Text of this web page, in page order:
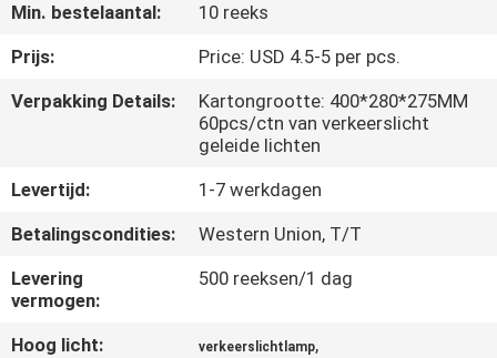
NEEM
CONTACT
MET
OP
NIEUWS
GEVALLEN
Min. bestelaantal:
10 reeks
Prijs:
Price: USD 4.5-5 per pcs.
Verpakking Details:
Kartongrootte: 400*280*275MM
60pcs/ctn van verkeerslicht
geleide lichten
Levertijd:
1-7 werkdagen
Betalingscondities:
Western Union, T/T
Levering
vermogen:
500 reeksen/1 dag
Hoog licht: verkeerslichtlamp,